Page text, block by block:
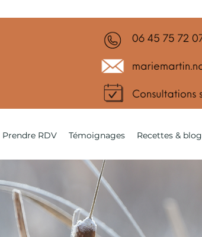
Prendre RDV Témoignages Recettes & blog